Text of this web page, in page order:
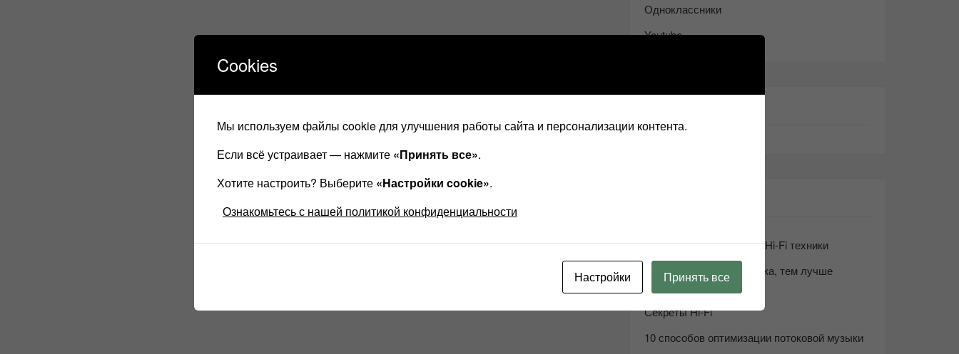
Одноклассники
Youtube
Возьмите друга в салон Hi-Fi техники
Чем дороже аудиотехника, тем лучше
звучит?
Секреты Hi-Fi
10 способов оптимизации потоковой музыки
Cookies
Мы используем файлы cookie для улучшения работы сайта и персонализации контента.
Если всё устраивает — нажмите «Принять все».
Хотите настроить? Выберите «Настройки cookie».
Ознакомьтесь с нашей политикой конфиденциальности
Настройки Принять все